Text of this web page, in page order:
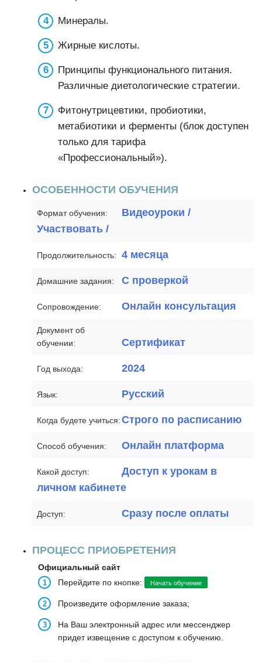
Минералы.
Жирные кислоты.
Принципы функционального питания.
Различные диетологические стратегии.
Фитонутрицевтики, пробиотики,
метабиотики и ферменты (блок доступен
только для тарифа
«Профессиональный»).
ОСОБЕННОСТИ ОБУЧЕНИЯ
Формат обучения:
Видеоуроки /
Участвовать /
Продолжительность: 4 месяца
Домашние задания: С проверкой
Сопровождение: Онлайн консультация
Документ об
обучении:
Сертификат
Год выхода: 2024
Язык: Русский
Когда будете учиться:Строго по расписанию
Способ обучения: Онлайн платформа
Какой доступ:
Доступ к урокам в
личном кабинете
Доступ: Сразу после оплаты
ПРОЦЕСС ПРИОБРЕТЕНИЯ
Официальный сайт
Перейдите по кнопке:
Начать обучение
Произведите оформление заказа;
На Ваш электронный адрес или мессенджер
придет извещение с доступом к обучению.